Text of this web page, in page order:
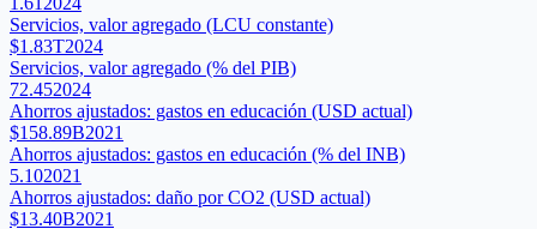
Servicios, valor agregado (LCU constante)
$1.83T2024
Servicios, valor agregado (% del PIB)
72.452024
Ahorros ajustados: gastos en educación (USD actual)
$158.89B2021
Ahorros ajustados: gastos en educación (% del INB)
5.102021
Ahorros ajustados: daño por CO2 (USD actual)
$13.40B2021